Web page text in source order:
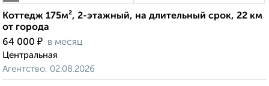
Коттедж 175м², 2-этажный, на длительный срок, 22 км
от города
64 000 ₽ в месяц
Центральная
Агентство, 02.08.2026